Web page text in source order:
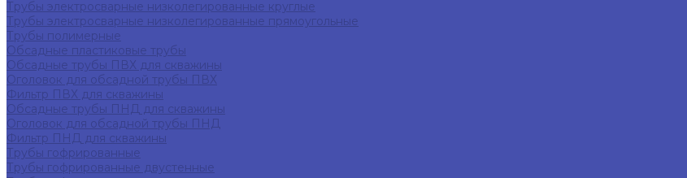
Трубы электросварные низколегированные круглые
Трубы электросварные низколегированные прямоугольные
Трубы полимерные
Обсадные пластиковые трубы
Обсадные трубы ПВХ для скважины
Оголовок для обсадной трубы ПВХ
Фильтр ПВХ для скважины
Обсадные трубы ПНД для скважины
Оголовок для обсадной трубы ПНД
Фильтр ПНД для скважины
Трубы гофрированные
Трубы гофрированные двустенные